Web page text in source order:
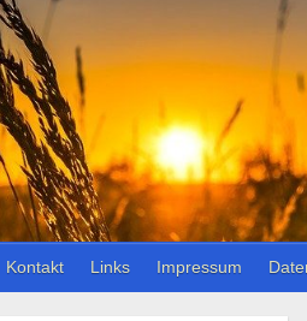
Kontakt Links Impressum